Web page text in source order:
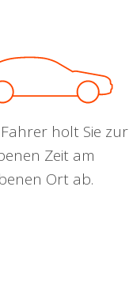
holt Sie zur
Zeit am
Ort ab.